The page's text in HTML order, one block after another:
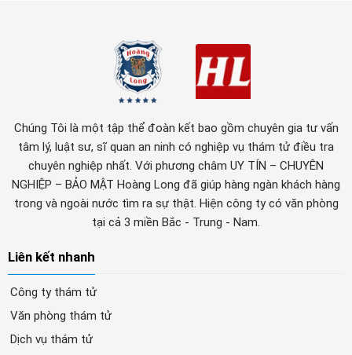
Chúng Tôi là một tập thể đoàn kết bao gồm chuyên gia tư vấn
tâm lý, luật sư, sĩ quan an ninh có nghiệp vụ thám tử điều tra
chuyên nghiệp nhất. Với phương châm UY TÍN – CHUYÊN
NGHIỆP – BẢO MẬT Hoàng Long đã giúp hàng ngàn khách hàng
trong và ngoài nước tìm ra sự thật. Hiện công ty có văn phòng
tại cả 3 miền Bắc - Trung - Nam.
Liên kết nhanh
Công ty thám tử
Văn phòng thám tử
Dịch vụ thám tử